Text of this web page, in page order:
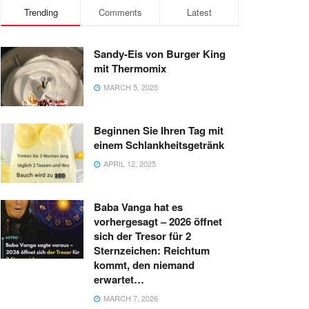
Trending Comments Latest
Sandy-Eis von Burger King
mit Thermomix
MARCH 5, 2025
Beginnen Sie Ihren Tag mit
einem Schlankheitsgetränk
APRIL 12, 2025
Baba Vanga hat es
vorhergesagt – 2026 öffnet
sich der Tresor für 2
Sternzeichen: Reichtum
kommt, den niemand
erwartet…
MARCH 7, 2026